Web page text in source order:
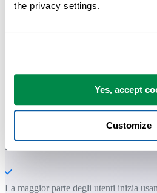
the privacy settings.
Yes, accept
Customize
Risparmia tempo in
ASAP Utilities ti aiuta a risparmiare
solo non può fare.
Puoi iniziare subito. Nessuna
La maggior parte degli utenti inizia